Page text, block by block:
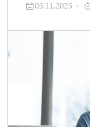
05.11.2025